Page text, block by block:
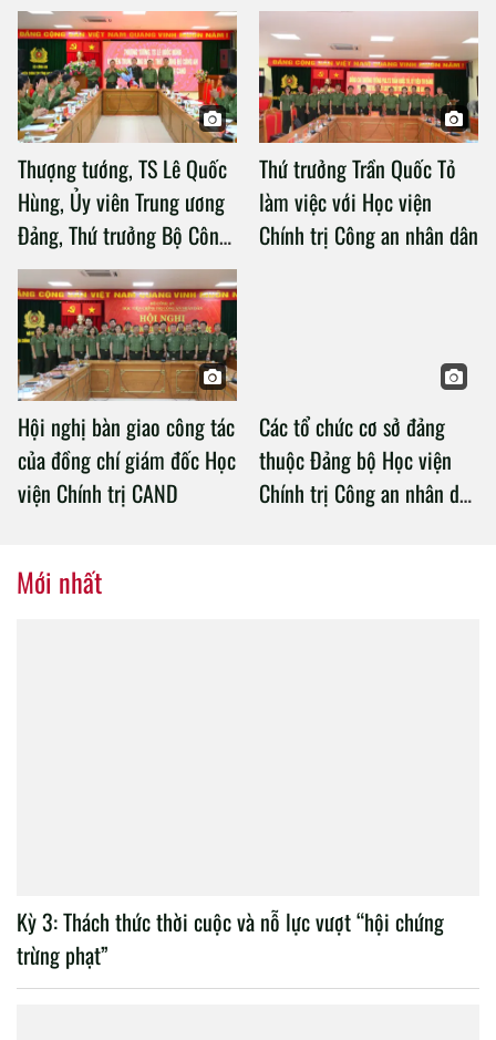
Thượng tướng, TS Lê Quốc
Hùng, Ủy viên Trung ương
Đảng, Thứ trưởng Bộ Công
an làm việc với Học viện
Chính trị Công an nhân dân
Thứ trưởng Trần Quốc Tỏ
làm việc với Học viện
Chính trị Công an nhân dân
Hội nghị bàn giao công tác
của đồng chí giám đốc Học
viện Chính trị CAND
Các tổ chức cơ sở đảng
thuộc Đảng bộ Học viện
Chính trị Công an nhân dân
Mới nhất
Kỳ 3: Thách thức thời cuộc và nỗ lực vượt “hội chứng
trừng phạt”